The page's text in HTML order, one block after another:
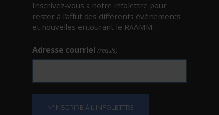
Inscrivez-vous à notre infolettre pour
rester à l’affut des différents événements
et nouvelles entourant le RAAMM!
Adresse courriel (requis)